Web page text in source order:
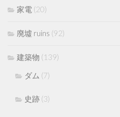
家電 (20)
廃墟 ruins (92)
建築物 (139)
ダム (7)
史跡 (3)